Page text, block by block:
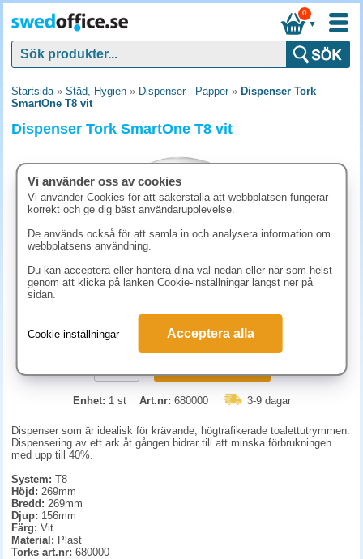
▼
0
Startsida» Städ, Hygien » Dispenser - Papper» Dispenser Tork
SmartOne T8 vit
Dispenser Tork SmartOne T8 vit
892.50 kr (inkl. moms)
Enhet: 1 st Art.nr: 680000 3-9 dagar
Dispenser som är idealisk för krävande, högtrafikerade toalettutrymmen.
Dispensering av ett ark åt gången bidrar till att minska förbrukningen
med upp till 40%.
System: T8
Höjd: 269mm
Bredd: 269mm
Djup: 156mm
Färg: Vit
Material: Plast
Torks art.nr: 680000
Vi använder oss av cookies
Vi använder Cookies för att säkerställa att webbplatsen fungerar
korrekt och ge dig bäst användarupplevelse.
De används också för att samla in och analysera information om
webbplatsens användning.
Du kan acceptera eller hantera dina val nedan eller när som helst
genom att klicka på länken Cookie-inställningar längst ner på
sidan.
Cookie-inställningar Acceptera alla